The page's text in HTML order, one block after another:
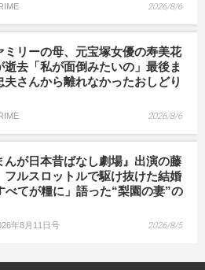
2026/8/6
ミリーの母、元宝塚女優の寿美花
逝去「私が面倒みたいの」最後ま
夫さんから離れなかったおしどり
2026/8/6
んが日本昔ばなし劇場』出演の藤
フルスロットルで駆け抜けた結婚
べてが糧に」語った“梨園の妻”の
年8月11日号 2026/8/5